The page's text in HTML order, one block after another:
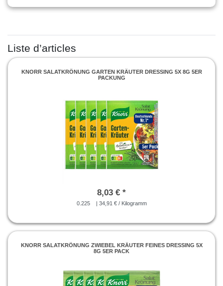
Liste d’articles
KNORR SALATKRÖNUNG GARTEN KRÄUTER DRESSING 5X 8G 5ER
PACKUNG
8,03 € *
0.225 | 34,91 € / Kilogramm
KNORR SALATKRÖNUNG ZWIEBEL KRÄUTER FEINES DRESSING 5X
8G 5ER PACK